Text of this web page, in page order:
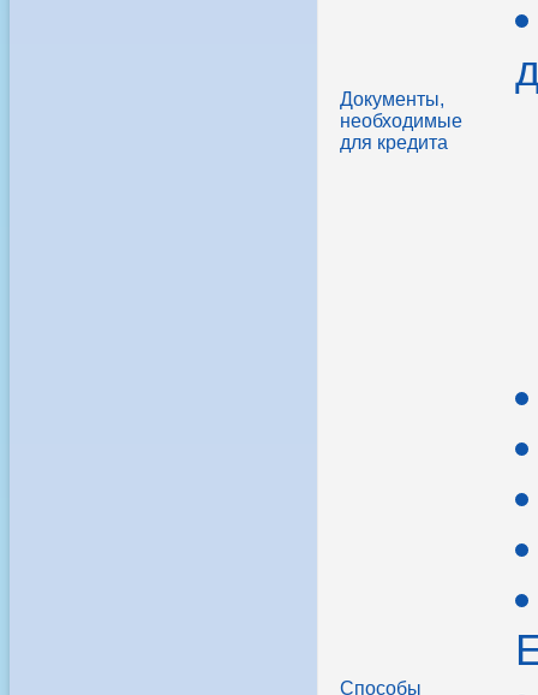
Документы,
необходимые
для кредита
Способы